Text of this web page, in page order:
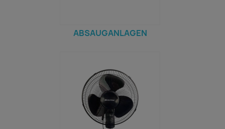
ABSAUGANLAGEN